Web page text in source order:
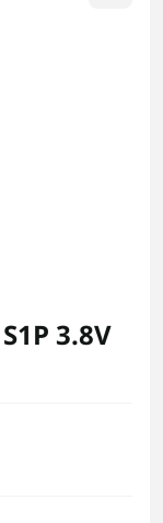
3.8V